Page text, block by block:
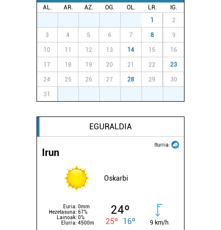
AL. AR. AZ. OG. OL. LR.
IG.
1 2
3 4 5 6 7 8 9
10 11 12 13 14 15 16
17 18 19 20 21 22 23
24 25 26 27 28 29 30
31
EGURALDIA
Iturria:
Irun
Oskarbi
Euria: 0mm
Hezetasuna: 67%
Lainoak: 0%
Elurra: 4500m
24º
25º 16º 9 km/h